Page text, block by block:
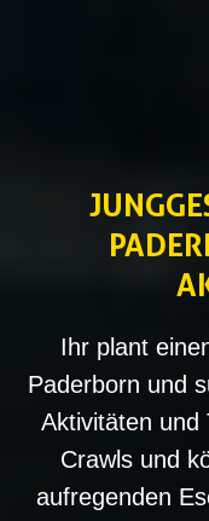
Ihr plant
Paderborn und
Aktivitäten und
Crawls und
aufregenden